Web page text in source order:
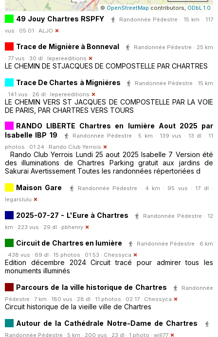
© OpenStreetMap contributors, ODbL 1.0
49 Jouy Chartres RSPFY
Randonnée Pédestre · 15 km · 117
vus · 05:01 · ALJO
Trace de Mignière à Bonneval
Randonnée Pédestre · 25 km
· 77 vus · 30 dl · lepereeditions
LE CHEMIN DE STJACQUES DE COMPOSTELLE PAR CHARTRES
Trace De Chartes à Migniéres
Randonnée Pédestre · 15 km
· 141 vus · 26 dl · lepereeditions
LE CHEMIN VERS ST JACQUES DE COMPOSTELLE PAR LA VOIE
DE PARIS, PAR CHARTRES VERS TOURS
RANDO LIBERTE Chartres en lumière Aout 2025 par
Isabelle IBP 19
Randonnée Pédestre · 5 km · 139 vus · 13 dl · 11
photos · 01:24 · Rando Club Yerrois
Rando Club Yerrois Lundi 25 aout 2025 Isabelle 7 Version été
des illuminations de Chartres Parking gratuit aux jardins de
Sakurai Avertissement Toutes les randonnées répertoriées d
Maison Gare
Randonnée Pédestre · 4 km · 95 vus · 17 dl ·
legarslulu
2025-07-27 - L'Eure à Chartres
Randonnée Pédestre · 12
km · 223 vus · 29 dl · pbhenry
Circuit de Chartres en lumière
Randonnée Pédestre · 6 km
· 438 vus · 69 dl · 15 photos · 01:53 · Chessyca
Edition décembre 2024 Circuit tracé pour admirer tous les
monuments illuminés
Parcours de la ville historique de Chartres
Randonnée
Pédestre · 7 km · 180 vus · 28 dl · 11 photos · 02:17 · Chessyca
Circuit historique de la vieille ville de Chartres
Autour de la Cathédrale Notre-Dame de Chartres
Randonnée Pédestre · 5 km · 200 vus · 23 dl · 1 photo · will77